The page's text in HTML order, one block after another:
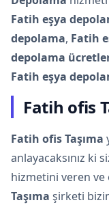
Fatih eşya
depolama, Fatih
depolama
Fatih eşya
Fatih ofis
Fatih ofis Taşıma
anlayacaksınız ki
hizmetini veren
Taşıma şirketi